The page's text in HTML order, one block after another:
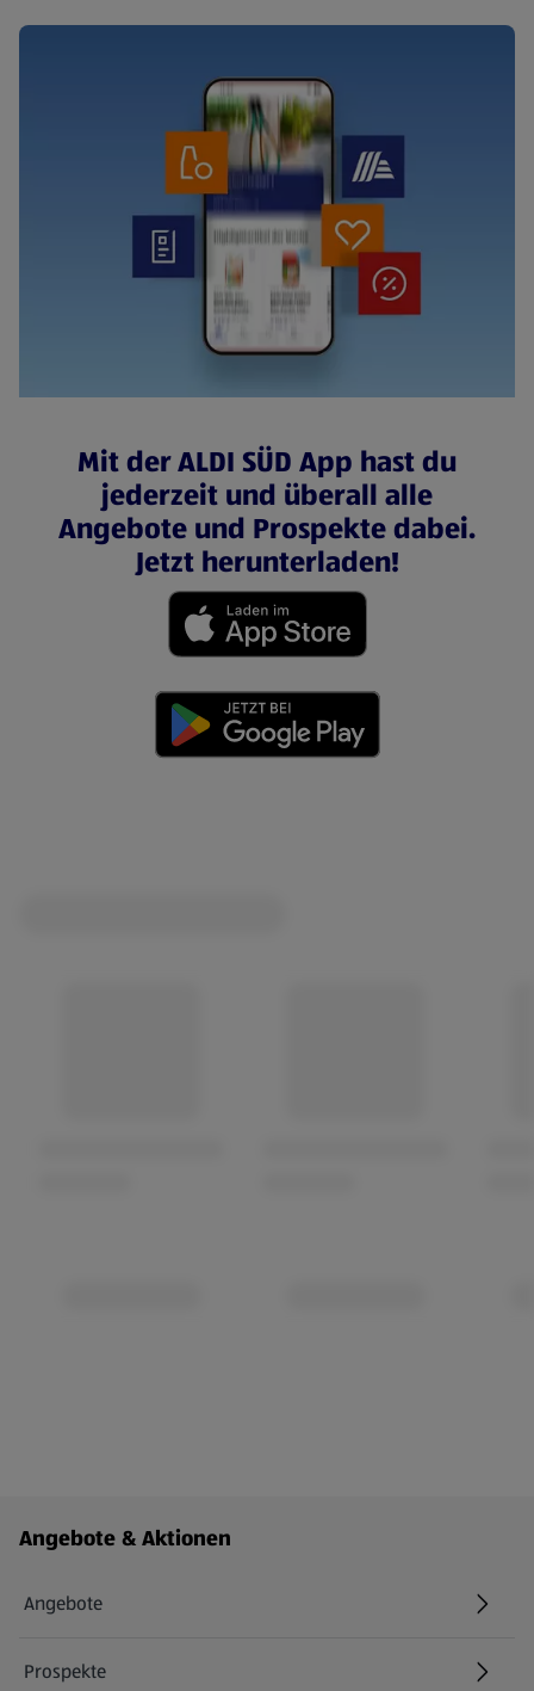
Mit der ALDI SÜD App hast du
jederzeit und überall alle
Angebote und Prospekte dabei.
Jetzt herunterladen!
Fußzeilenmenü - weitere Links
Angebote & Aktionen
Angebote
Prospekte